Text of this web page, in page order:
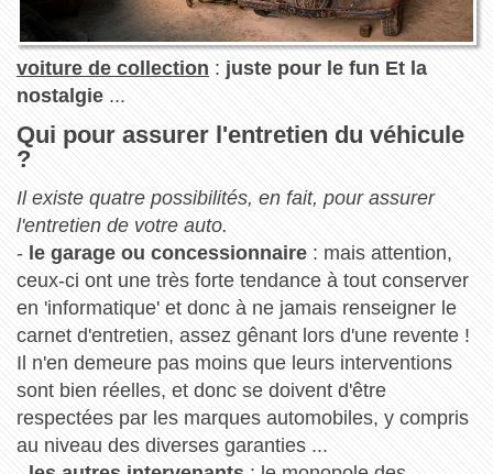
voiture de collection : juste pour le fun Et la
nostalgie...
Qui pour assurer l'entretien du véhicule
?
Il existe quatre possibilités, en fait, pour assurer
l'entretien de votre auto.
- le garage ou concessionnaire: mais attention,
ceux-ci ont une très forte tendance à tout conserver
en 'informatique' et donc à ne jamais renseigner le
carnet d'entretien, assez gênant lors d'une revente !
Il n'en demeure pas moins que leurs interventions
sont bien réelles, et donc se doivent d'être
respectées par les marques automobiles, y compris
au niveau des diverses garanties ...